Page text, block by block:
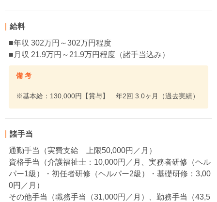
給料
■年収 302万円～302万円程度
■月収 21.9万円～21.9万円程度（諸手当込み）
備 考
※基本給：130,000円【賞与】 年2回 3.0ヶ月（過去実績）
諸手当
通勤手当（実費支給 上限50,000円／月）
資格手当（介護福祉士：10,000円／月、実務者研修（ヘル
パー1級）・初任者研修（ヘルパー2級）・基礎研修：3,00
0円／月）
その他手当（職務手当（31,000円／月）、勤務手当（43,5